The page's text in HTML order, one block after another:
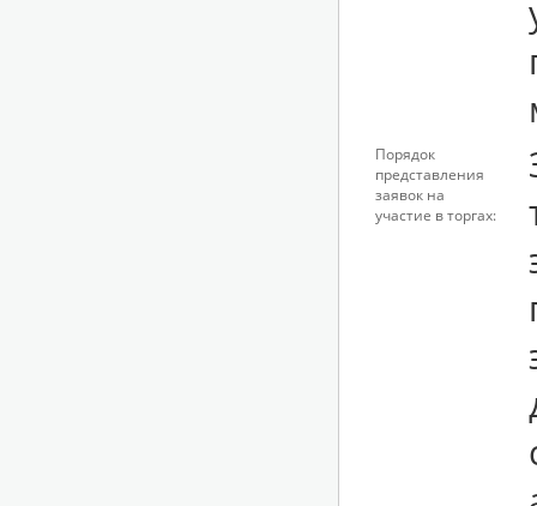
Порядок
представления
заявок на
участие в торгах: